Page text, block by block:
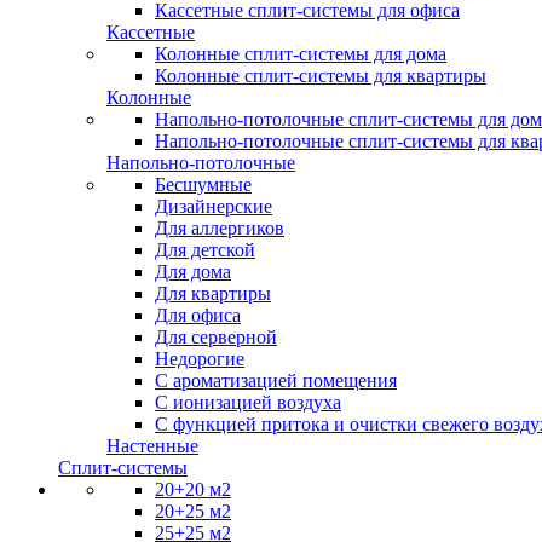
Кассетные сплит-системы для офиса
Кассетные
Колонные сплит-системы для дома
Колонные сплит-системы для квартиры
Колонные
Напольно-потолочные сплит-системы для
Напольно-потолочные сплит-системы для
Напольно-потолочные
Бесшумные
Дизайнерские
Для аллергиков
Для детской
Для дома
Для квартиры
Для офиса
Для серверной
Недорогие
С ароматизацией помещения
С ионизацией воздуха
С функцией притока и очистки свежего
Настенные
Сплит-системы
20+20 м2
20+25 м2
25+25 м2